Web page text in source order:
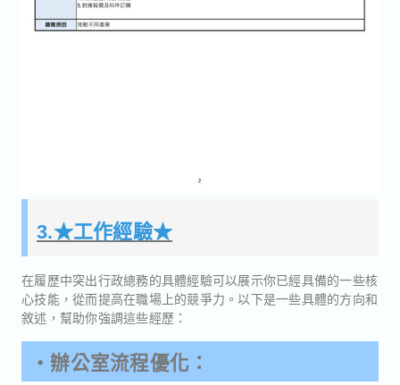
3.★工作經驗★
在履歷中突出行政總務的具體經驗可以展示你已經具備的一些核
心技能，從而提高在職場上的競爭力。以下是一些具體的方向和
敘述，幫助你強調這些經歷：
・辦公室流程優化：